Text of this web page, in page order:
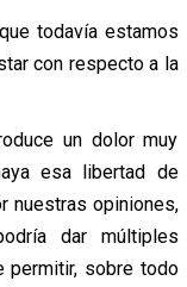
todavía estamos
con respecto a la
un dolor muy
esa libertad de
nuestras opiniones,
dar múltiples
permitir, sobre todo